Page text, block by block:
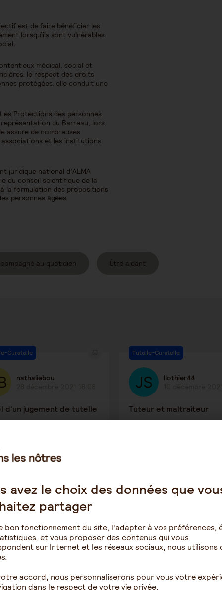
est de faire bénéficier les
lorsqu’ils sont vulnérables.
médical, social et
le respect des droits
protégées, elle conduit une
Protections des personnes
du Barreau, lors
assure de nombreuses
associations et les institutions
juridique national d’ALMA
du conseil scientifique de la
à la formulation des propositions
personnes âgées.
au quotidien Être aidant
Curatelle
nathaliebou
d'un jugement de tutelle
2680
Tutelle-Curatelle
Ilothier44
Tuteur et maltraiteur
JMC
3 décembre 2021 22:04
à la personne
1899
Maltraitance
24
avez le choix des données que
partager
bon fonctionnement du site, l'adapter à vos préférences,
et vous proposer des contenus qui vous
sur Internet et les réseaux sociaux, nous utilisons
accord, nous personnaliserons pour vous votre
dans le respect de votre vie privée.